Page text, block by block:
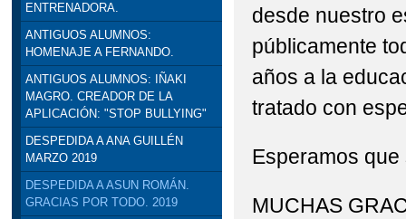
SELLO DE CALIDAD
STEAM: TALLER DE
VISITA
DELEGADO DE
ENTRENADORA.
ANTIGUOS ALUMNOS:
HOMENAJE A FERNANDO.
ANTIGUOS ALUMNOS: IÑAKI
MAGRO. CREADOR DE LA
APLICACIÓN: "STOP BULLYING"
DESPEDIDA A ANA GUILLÉN
MARZO 2019
DESPEDIDA A ASUN ROMÁN.
GRACIAS POR TODO. 2019
desde nuestro
públicamente
años a la
tratado con
Esperamos
MUCHAS